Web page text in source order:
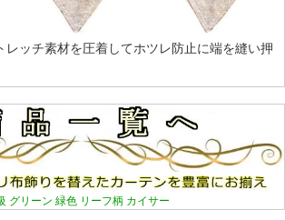
レッチ素材を圧着してホツレ防止に端を縫い押
グリーン 緑色 リーフ柄 カイサー